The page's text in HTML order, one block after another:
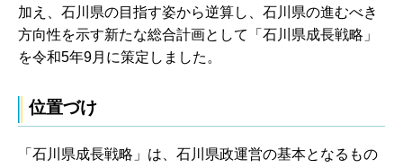
加え、石川県の目指す姿から逆算し、石川県の進むべき
方向性を示す新たな総合計画として「石川県成長戦略」
を令和5年9月に策定しました。
位置づけ
「石川県成長戦略」は、石川県政運営の基本となるもの